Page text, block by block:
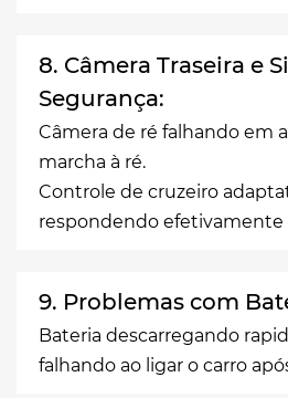
8. Câmera Traseira e
Segurança:
Câmera de ré falhando em
marcha à ré.
Controle de cruzeiro
respondendo efetivamente
9. Problemas com
Bateria descarregando
falhando ao ligar o carro